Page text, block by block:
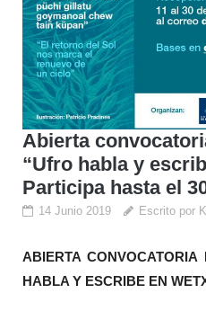
Abierta
“Ufro habla y
Participa hasta el
14 Junio 2019 Escrito por
ABIERTA CONVOCATORIA
HABLA Y ESCRIBE EN